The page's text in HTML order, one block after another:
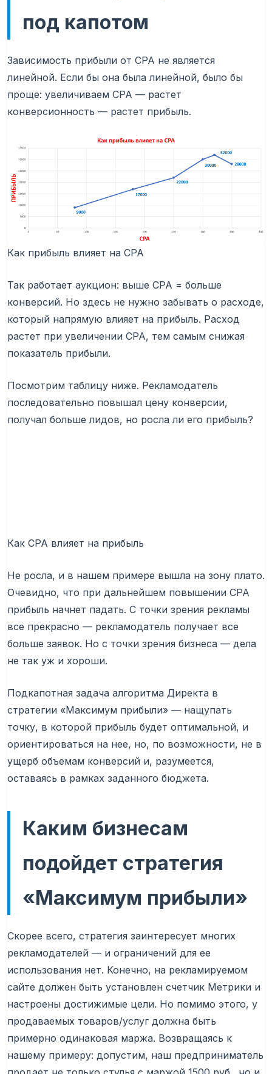
под капотом
Зависимость прибыли от CPA не является
линейной. Если бы она была линейной, было бы
проще: увеличиваем CPA — растет
конверсионность — растет прибыль.
Как прибыль влияет на CPA
Так работает аукцион: выше CPA = больше
конверсий. Но здесь не нужно забывать о расходе,
который напрямую влияет на прибыль. Расход
растет при увеличении CPA, тем самым снижая
показатель прибыли.
Посмотрим таблицу ниже. Рекламодатель
последовательно повышал цену конверсии,
получал больше лидов, но росла ли его прибыль?
Как CPA влияет на прибыль
Не росла, и в нашем примере вышла на зону плато.
Очевидно, что при дальнейшем повышении CPA
прибыль начнет падать. С точки зрения рекламы
все прекрасно — рекламодатель получает все
больше заявок. Но с точки зрения бизнеса — дела
не так уж и хороши.
Подкапотная задача алгоритма Директа в
стратегии «Максимум прибыли» — нащупать
точку, в которой прибыль будет оптимальной, и
ориентироваться на нее, но, по возможности, не в
ущерб объемам конверсий и, разумеется,
оставаясь в рамках заданного бюджета.
Каким бизнесам
подойдет стратегия
«Максимум прибыли»
Скорее всего, стратегия заинтересует многих
рекламодателей — и ограничений для ее
использования нет. Конечно, на рекламируемом
сайте должен быть установлен счетчик Метрики и
настроены достижимые цели. Но помимо этого, у
продаваемых товаров/услуг должна быть
примерно одинаковая маржа. Возвращаясь к
нашему примеру: допустим, наш предприниматель